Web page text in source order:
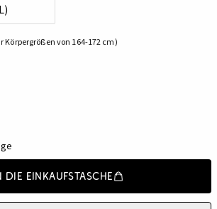
Körpergrößen von 164-172 cm)
die Einkaufstasche